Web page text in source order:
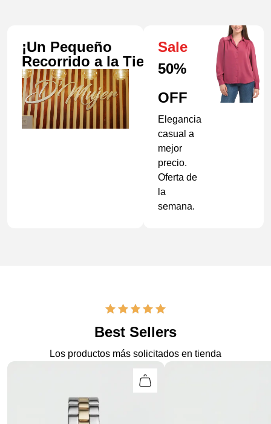
¡Un Pequeño
Recorrido a la Tienda!
Sale
50%
OFF
Elegancia
casual a
mejor
precio.
Oferta de
la
semana.
Best Sellers
Los productos más solicitados en tienda